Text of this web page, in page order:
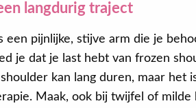
langdurig traject
een pijnlijke, stijve arm die je
je dat je last hebt van frozen
kan lang duren, maar het
Maak, ook bij twijfel of milde